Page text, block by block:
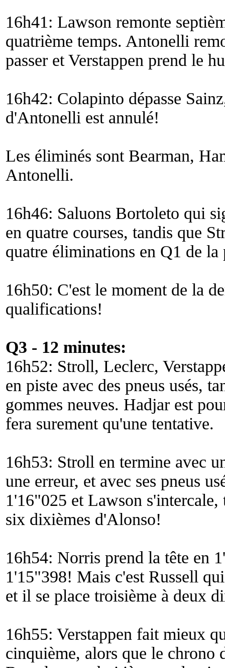
16h41: Lawson remonte
quatrième temps. Antonelli
passer et Verstappen prend le
16h42: Colapinto dépasse
d'Antonelli est annulé!
Les éliminés sont Bearman,
Antonelli.
16h46: Saluons Bortoleto qui
en quatre courses, tandis que
quatre éliminations en Q1 de la
16h50: C'est le moment de la
qualifications!
Q3 - 12 minutes:
16h52: Stroll, Leclerc,
en piste avec des pneus usés,
gommes neuves. Hadjar est
fera surement qu'une tentative.
16h53: Stroll en termine avec
une erreur, et avec ses pneus
1'16"025 et Lawson
six dixièmes d'Alonso!
16h54: Norris prend la tête en
1'15"398! Mais c'est Russell
et il se place troisième à deux
16h55: Verstappen fait mieux
cinquième, alors que le chrono